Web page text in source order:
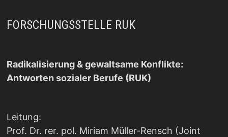
FORSCHUNGSSTELLE RUK
Radikalisierung & gewaltsame Konflikte:
Antworten sozialer Berufe (RUK)
Leitung:
Prof. Dr. rer. pol. Miriam Müller-Rensch (Joint